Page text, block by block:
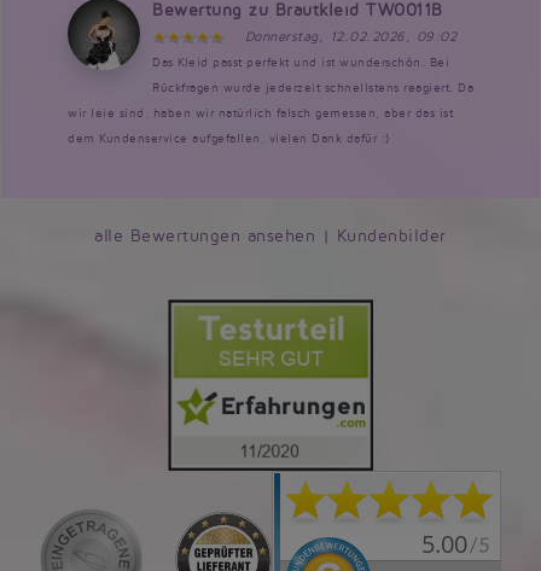
Bewertung zu Brautkleid TW0011B
Donnerstag, 12.02.2026, 09:02
Das Kleid passt perfekt und ist wunderschön. Bei
Rückfragen wurde jederzeit schnellstens reagiert. Da
wir leie sind, haben wir natürlich falsch gemessen, aber das ist
dem Kundenservice aufgefallen, vielen Dank dafür :)
alle Bewertungen ansehen | Kundenbilder